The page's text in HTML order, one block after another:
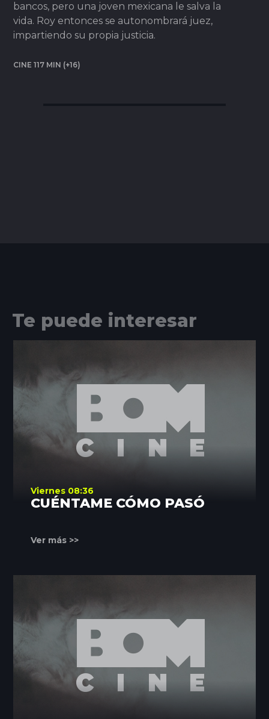
bancos, pero una joven mexicana le salva la
vida. Roy entonces se autonombrará juez,
impartiendo su propia justicia.
CINE 117 MIN (+16)
Te puede interesar
Viernes 08:36
CUÉNTAME CÓMO PASÓ
Ver más >>